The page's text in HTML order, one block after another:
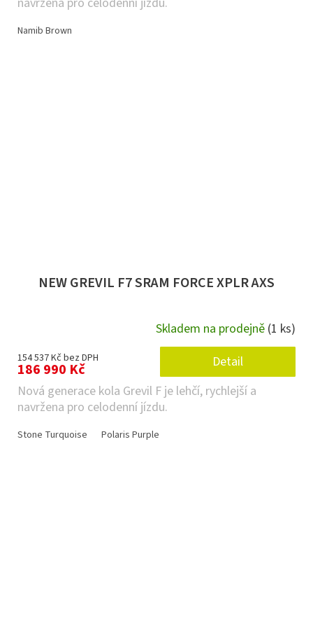
Namib Brown
NEW GREVIL F7 SRAM FORCE XPLR AXS
Skladem na prodejně (1 ks)
154 537 Kč bez DPH
186 990 Kč
Detail
Nová generace kola Grevil F je lehčí, rychlejší a
navržena pro celodenní jízdu.
Stone Turquoise Polaris Purple